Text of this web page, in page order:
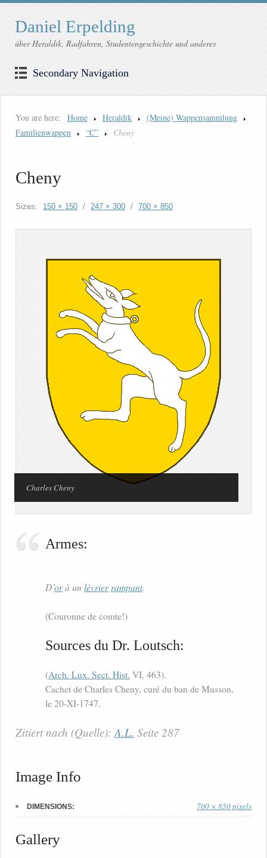
Daniel Erpelding
über Heraldik, Radfahren, Studentengeschichte und anderes
Secondary Navigation
You are here: Home Heraldik
(Meine) Wappensammlung
Familienwappen
“C” Cheny
Cheny
Sizes: 150 × 150 / 247 × 300 / 700 × 850
Charles Cheny
Armes:
D’orà un lévrier rampant.
(Couronne de comte!)
Sources du Dr. Loutsch:
(Arch. Lux. Sect. Hist. VI, 463).
Cachet de Charles Cheny, curé du ban de Musson,
le 20-XI-1747.
Zitiert nach (Quelle): A.L. Seite 287
Image Info
DIMENSIONS: 700 × 850 pixels
Gallery